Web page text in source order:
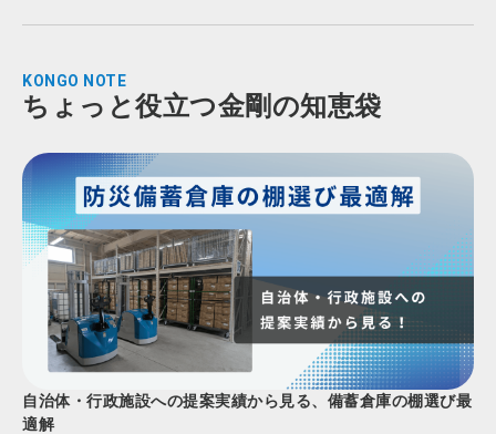
KONGO NOTE
ちょっと役立つ金剛の知恵袋
自治体・行政施設への提案実績から見る、備蓄倉庫の棚選び最
適解